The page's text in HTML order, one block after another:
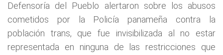
Defensoría del Pueblo alertaron sobre los abusos
cometidos por la Policía panameña contra la
población trans, que fue invisibilizada al no estar
representada en ninguna de las restricciones que